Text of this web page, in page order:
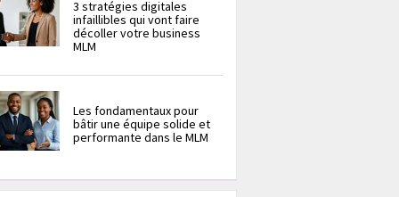
3 stratégies digitales
infaillibles qui vont faire
décoller votre business
MLM
Les fondamentaux pour
bâtir une équipe solide et
performante dans le MLM